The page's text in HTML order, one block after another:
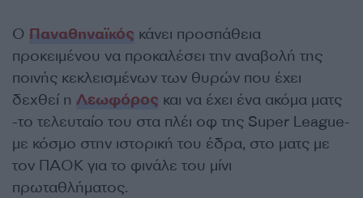
Ο Παναθηναϊκός κάνει προσπάθεια
προκειμένου να προκαλέσει την αναβολή της
ποινής κεκλεισμένων των θυρών που έχει
δεχθεί η Λεωφόρος και να έχει ένα ακόμα ματς
-το τελευταίο του στα πλέι οφ της Super League-
με κόσμο στην ιστορική του έδρα, στο ματς με
τον ΠΑΟΚ για το φινάλε του μίνι
πρωταθλήματος.